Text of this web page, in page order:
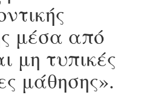
μέσα από
μη τυπικές
μάθησης».